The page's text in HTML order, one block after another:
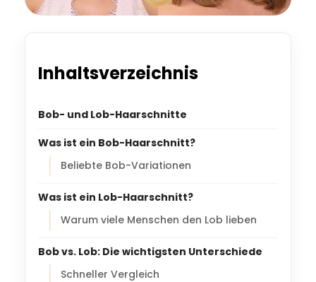
Inhaltsverzeichnis
Bob- und Lob-Haarschnitte
Was ist ein Bob-Haarschnitt?
Beliebte Bob-Variationen
Was ist ein Lob-Haarschnitt?
Warum viele Menschen den Lob lieben
Bob vs. Lob: Die wichtigsten Unterschiede
Schneller Vergleich